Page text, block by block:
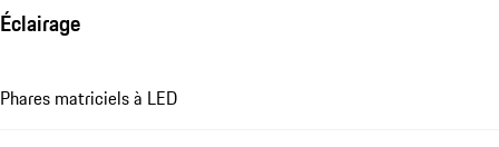
Éclairage
Phares matriciels à LED